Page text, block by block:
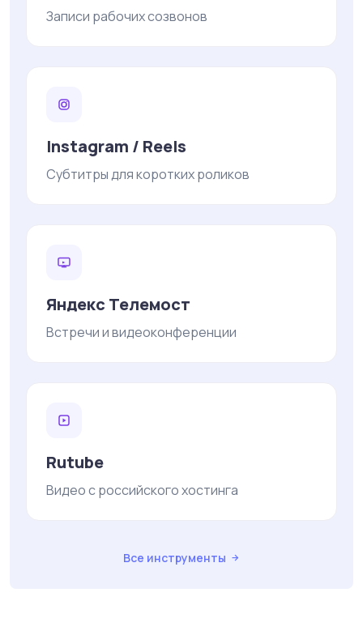
Записи рабочих созвонов
Instagram / Reels
Субтитры для коротких роликов
Яндекс Телемост
Встречи и видеоконференции
Rutube
Видео с российского хостинга
Все инструменты